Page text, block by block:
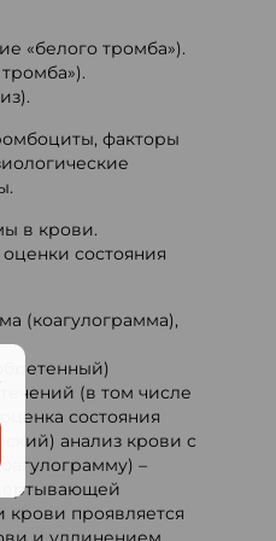
«белого тромба»).
факторы
в крови.
состояния
(коагулограмма),
(в том числе
состояния
анализ крови с
–
проявляется